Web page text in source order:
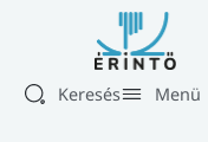
Keresés Menü